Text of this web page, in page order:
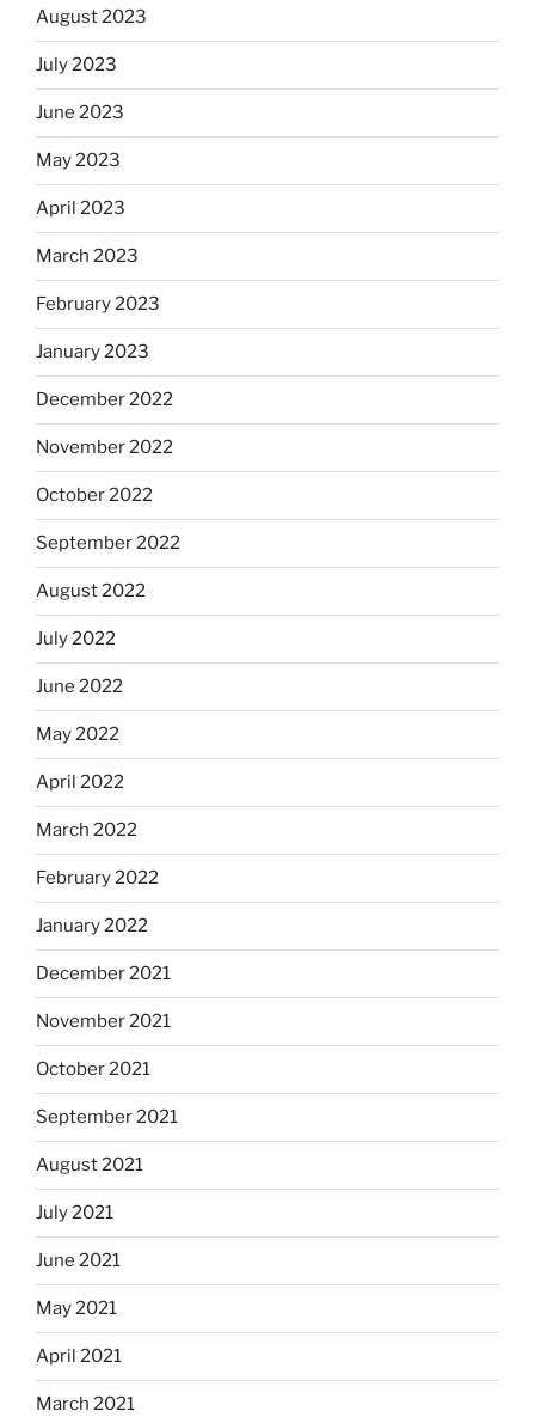
August 2023
July 2023
June 2023
May 2023
April 2023
March 2023
February 2023
January 2023
December 2022
November 2022
October 2022
September 2022
August 2022
July 2022
June 2022
May 2022
April 2022
March 2022
February 2022
January 2022
December 2021
November 2021
October 2021
September 2021
August 2021
July 2021
June 2021
May 2021
April 2021
March 2021